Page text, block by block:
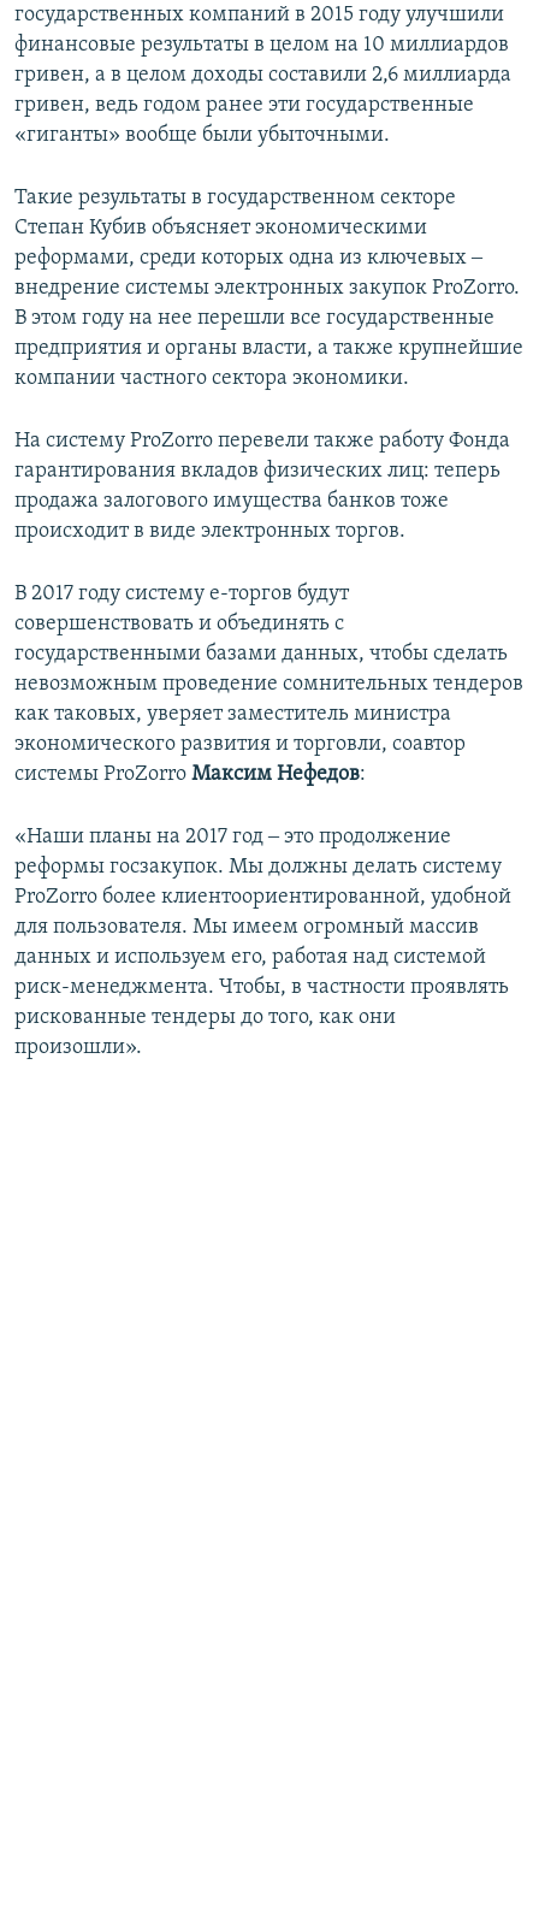
государственных компаний в 2015 году улучшили
финансовые результаты в целом на 10 миллиардов
гривен, а в целом доходы составили 2,6 миллиарда
гривен, ведь годом ранее эти государственные
«гиганты» вообще были убыточными.
Такие результаты в государственном секторе
Степан Кубив объясняет экономическими
реформами, среди которых одна из ключевых ‒
внедрение системы электронных закупок ProZorro.
В этом году на нее перешли все государственные
предприятия и органы власти, а также крупнейшие
компании частного сектора экономики.
На систему ProZorro перевели также работу Фонда
гарантирования вкладов физических лиц: теперь
продажа залогового имущества банков тоже
происходит в виде электронных торгов.
В 2017 году систему е-торгов будут
совершенствовать и объединять с
государственными базами данных, чтобы сделать
невозможным проведение сомнительных тендеров
как таковых, уверяет заместитель министра
экономического развития и торговли, соавтор
системы ProZorro Максим Нефедов:
«Наши планы на 2017 год ‒ это продолжение
реформы госзакупок. Мы должны делать систему
ProZorro более клиентоориентированной, удобной
для пользователя. Мы имеем огромный массив
данных и используем его, работая над системой
риск-менеджмента. Чтобы, в частности проявлять
рискованные тендеры до того, как они
произошли».